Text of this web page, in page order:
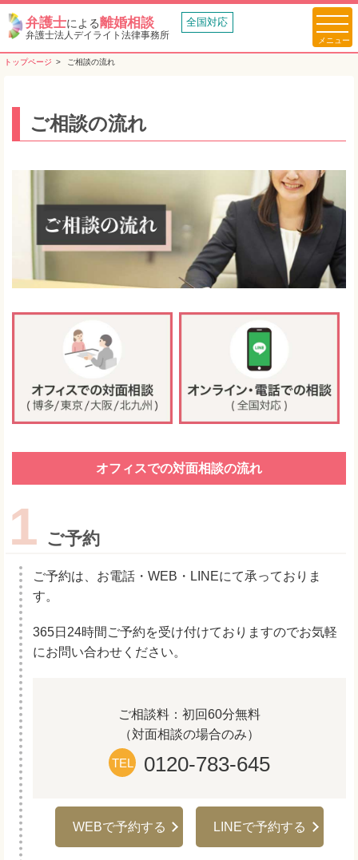
弁護士による離婚相談
弁護士法人デイライト法律事務所
全国対応
トップページ ご相談の流れ
ご相談の流れ
オフィスでの対面相談の流れ
1 ご予約
ご予約は、お電話・WEB・LINEにて承っておりま
す。
365日24時間ご予約を受け付けておりますのでお気軽
にお問い合わせください。
ご相談料：初回60分無料
（対面相談の場合のみ）
TEL 0120-783-645
WEBで予約する LINEで予約する